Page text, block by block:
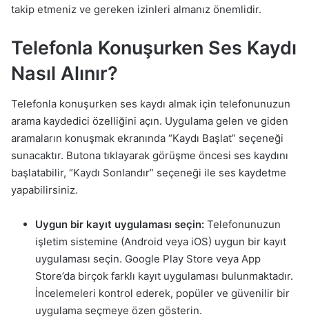
takip etmeniz ve gereken izinleri almanız önemlidir.
Telefonla Konuşurken Ses Kaydı
Nasıl Alınır?
Telefonla konuşurken ses kaydı almak için telefonunuzun
arama kaydedici özelliğini açın. Uygulama gelen ve giden
aramaların konuşmak ekranında “Kaydı Başlat” seçeneği
sunacaktır. Butona tıklayarak görüşme öncesi ses kaydını
başlatabilir, “Kaydı Sonlandır” seçeneği ile ses kaydetme
yapabilirsiniz.
Uygun bir kayıt uygulaması seçin: Telefonunuzun
işletim sistemine (Android veya iOS) uygun bir kayıt
uygulaması seçin. Google Play Store veya App
Store’da birçok farklı kayıt uygulaması bulunmaktadır.
İncelemeleri kontrol ederek, popüler ve güvenilir bir
uygulama seçmeye özen gösterin.